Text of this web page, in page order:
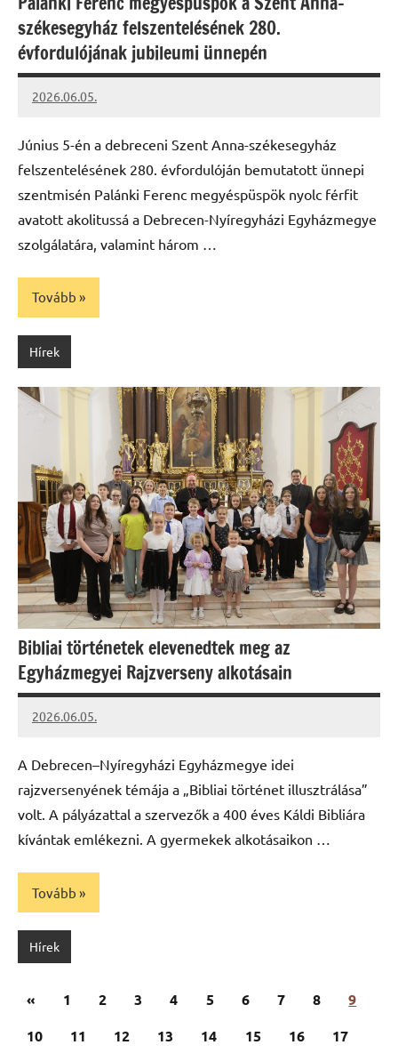
székesegyház felszentelésének 280.
évfordulójának jubileumi ünnepén
2026.06.05.
Leiszt
Június 5-én a debreceni Szent Anna-székesegyház
felszentelésének 280. évfordulóján bemutatott ünnepi
szentmisén Palánki Ferenc megyéspüspök nyolc férfit
avatott akolitussá a Debrecen-Nyíregyházi Egyházmegye
szolgálatára, valamint három …
Tovább
Hírek
Bibliai történetek elevenedtek meg az
Egyházmegyei Rajzverseny alkotásain
2026.06.05.
Leiszt
A Debrecen–Nyíregyházi Egyházmegye idei
rajzversenyének témája a „Bibliai történet illusztrálása”
volt. A pályázattal a szervezők a 400 éves Káldi Bibliára
kívántak emlékezni. A gyermekek alkotásaikon …
Tovább
Hírek
Bejegyzések
lapozása
«Előző
1 2 3 4 5 6 7 8
9
10
11 12 13 14 15 16
17